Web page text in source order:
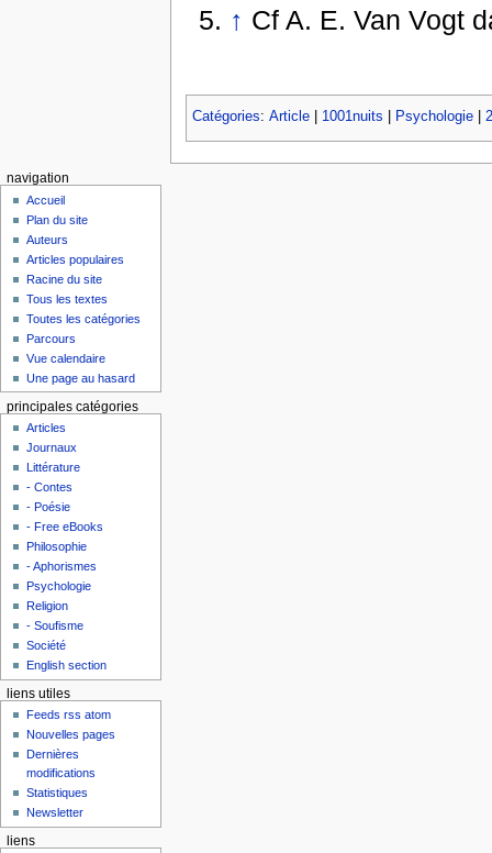
↑ Cf A. E. Van Vogt
Catégories: Article| 1001nuits Psychologie|
navigation
Accueil
Plan du site
Auteurs
Articles populaires
Racine du site
Tous les textes
Toutes les catégories
Parcours
Vue calendaire
Une page au hasard
principales catégories
Articles
Journaux
Littérature
- Contes
- Poésie
- Free eBooks
Philosophie
- Aphorismes
Psychologie
Religion
- Soufisme
Société
English section
liens utiles
Feeds rss atom
Nouvelles pages
Dernières
modifications
Statistiques
Newsletter
liens